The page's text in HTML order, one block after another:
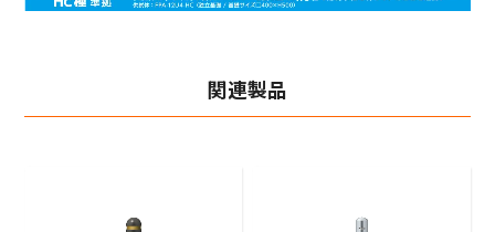
関連製品